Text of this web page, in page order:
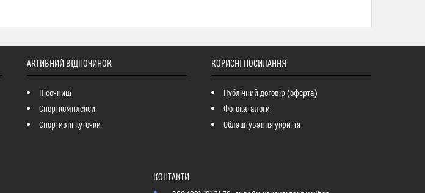
АКТИВНИЙ ВІДПОЧИНОК
Пісочниці
Спорткомплекси
Спортивні куточки
КОРИСНІ ПОСИЛАННЯ
Публічний договір (оферта)
Фотокаталоги
Облаштування укриття